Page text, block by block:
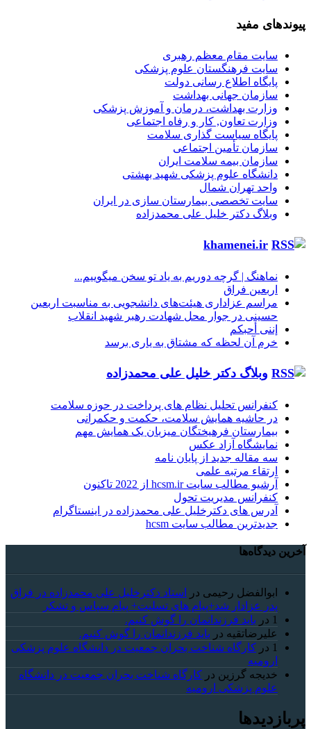
پیوندهای مفید
سایت مقام معظم رهبری
سایت فرهنگستان علوم پزشکی
پایگاه اطلاع رسانی دولت
سازمان جهانی بهداشت
وزارت بهداشت، درمان و آموزش پزشکی
وزارت تعاون, کار و رفاه اجتماعی
پایگاه سیاست گذاری سلامت
سازمان تأمین اجتماعی
سازمان بیمه سلامت ایران
دانشگاه علوم پزشکی شهید بهشتی
واحد تهران شمال
سایت تخصصی بیمارستان سازی در ایران
وبلاگ دکتر خلیل علی محمدزاده
khamenei.ir
نماهنگ |‌ گرچه دوریم به یاد تو سخن میگوییم...
اربعین فراق
مراسم عزاداری هیئت‌های دانشجویی به مناسبت اربعین
حسینی در جوار محل شهادت رهبر شهید انقلاب
إننی أحبکم
خرم آن لحظه که مشتاق به یاری برسد
وبلاگ دکتر خلیل علی محمدزاده
کنفرانس تحلیل نظام های پرداخت در حوزه سلامت
در حاشیه همایش سلامت، حکمت و حکمرانی
بیمارستان فرهیختگان میزبان یک همایش مهم
نمایشگاه آزاد عکس
سه مقاله جدید از پایان نامه
ارتقاء مرتبه علمی
آرشیو مطالب سایت hcsm.ir از 2022 تاکنون
کنفرانس مدیریت تحول
آدرس های دکترخلیل علی محمدزاده در اینستاگرام
جدیدترین مطالب سایت hcsm
آخرین دیدگاه‌ها
ابوالفضل رحیمی در
استاد دکترخلیل علی محمدزاده در فراق
پدر عزادار شد+پیام های تسلیت+ پیام سپاس و تشکر
1 در باید فرزندانمان را گوش کنیم.
علیرضاتقیه در باید فرزندانمان را گوش کنیم.
1 در کارگاه شناخت بحران جمعیت در دانشگاه علوم پزشکی
ارومیه
خديجه گرزین در کارگاه شناخت بحران جمعیت در دانشگاه
علوم پزشکی ارومیه
پربازدیدها